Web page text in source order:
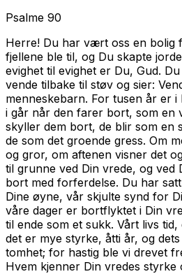
Psalme 90
Herre! Du har vært oss en bolig
fjellene ble til, og Du skapte
evighet til evighet er Du, Gud.
vende tilbake til støv og sier:
menneskebarn. For tusen år er i
i går når den farer bort, som en
skyller dem bort, de blir som en
de som det groende gress. Om
og gror, om aftenen visner det
til grunne ved Din vrede, og ved
bort med forferdelse. Du har
Dine øyne, vår skjulte synd for
våre dager er bortflyktet i Din
til ende som et sukk. Vårt livs
det er mye styrke, åtti år, og
tomhet; for hastig ble vi drevet
Hvem kjenner Din vredes styrke